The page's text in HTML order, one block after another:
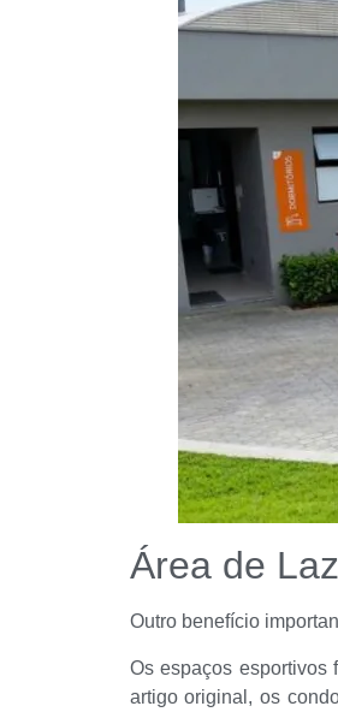
Área de
Outro benefício
Os espaços esportivos
artigo original, os